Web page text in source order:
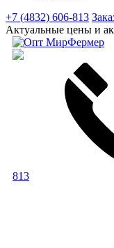
+7 (4832) 606-813
Актуальные цены и
813